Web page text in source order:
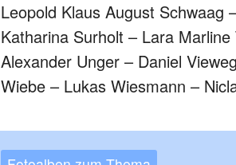
Leopold Klaus August Schwaag
Katharina Surholt – Lara
Alexander Unger – Daniel
Wiebe – Lukas Wiesmann –